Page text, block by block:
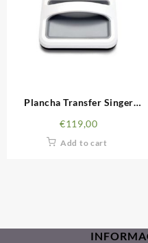
Plancha Transfer Singer
€119,00
Add to cart